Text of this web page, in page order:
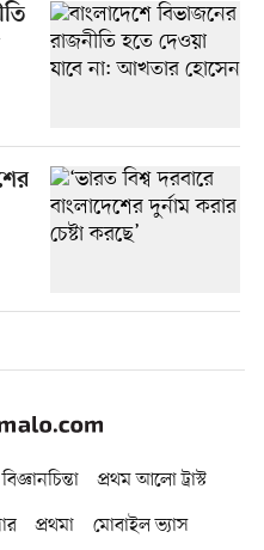
বিজ্ঞানচিন্তা
প্রথম আলো ট্রাস্ট
প্রথমা মোবাইল ভ্যাস